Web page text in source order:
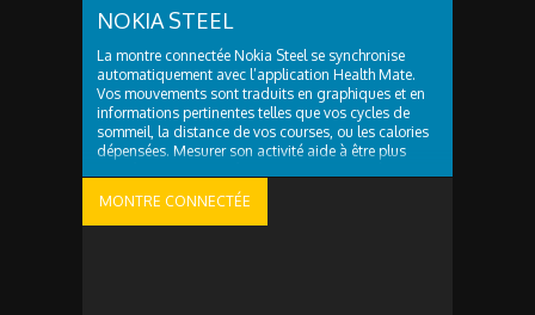
NOKIA STEEL
La montre connectée Nokia Steel se synchronise
automatiquement avec l’application Health Mate.
Vos mouvements sont traduits en graphiques et en
informations pertinentes telles que vos cycles de
sommeil, la distance de vos courses, ou les calories
dépensées. Mesurer son activité aide à être plus
MONTRE CONNECTÉE